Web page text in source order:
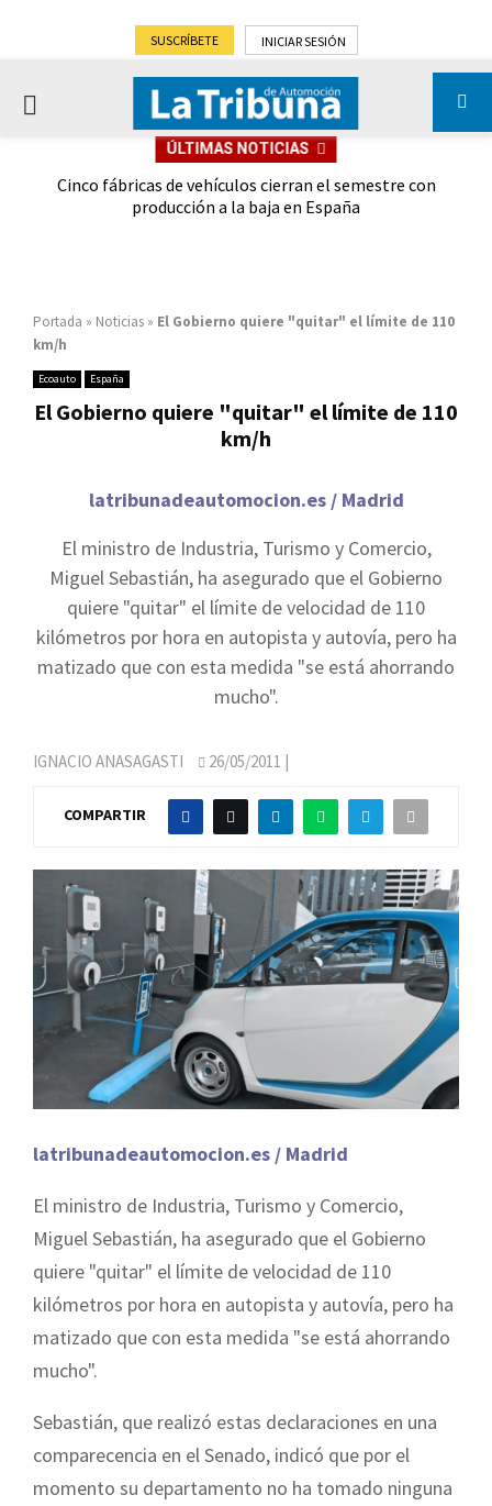
SUSCRÍBETE INICIAR SESIÓN
PRIMARY
ÚLTIMAS NOTICIAS
Cinco fábricas de vehículos cierran el semestre con
producción a la baja en España
Portada » Noticias » El Gobierno quiere "quitar" el límite de 110
km/h
Ecoauto España
El Gobierno quiere "quitar" el límite de 110
km/h
latribunadeautomocion.es / Madrid
El ministro de Industria, Turismo y Comercio,
Miguel Sebastián, ha asegurado que el Gobierno
quiere "quitar" el límite de velocidad de 110
kilómetros por hora en autopista y autovía, pero ha
matizado que con esta medida "se está ahorrando
mucho".
IGNACIO ANASAGASTI 26/05/2011 |
COMPARTIR
latribunadeautomocion.es / Madrid
El ministro de Industria, Turismo y Comercio,
Miguel Sebastián, ha asegurado que el Gobierno
quiere "quitar" el límite de velocidad de 110
kilómetros por hora en autopista y autovía, pero ha
matizado que con esta medida "se está ahorrando
mucho".
Sebastián, que realizó estas declaraciones en una
comparecencia en el Senado, indicó que por el
momento su departamento no ha tomado ninguna